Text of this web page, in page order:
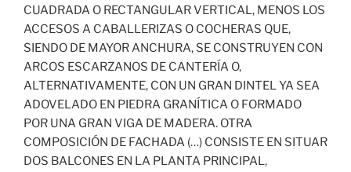
CUADRADA O RECTANGULAR VERTICAL, MENOS LOS
ACCESOS A CABALLERIZAS O COCHERAS QUE,
SIENDO DE MAYOR ANCHURA, SE CONSTRUYEN CON
ARCOS ESCARZANOS DE CANTERÍA O,
ALTERNATIVAMENTE, CON UN GRAN DINTEL YA SEA
ADOVELADO EN PIEDRA GRANÍTICA O FORMADO
POR UNA GRAN VIGA DE MADERA. OTRA
COMPOSICIÓN DE FACHADA (…) CONSISTE EN SITUAR
DOS BALCONES EN LA PLANTA PRINCIPAL,